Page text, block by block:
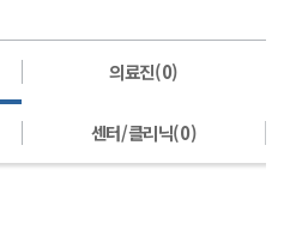
의료진(0)
센터/클리닉(0)